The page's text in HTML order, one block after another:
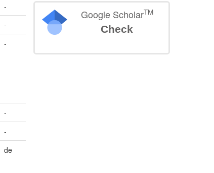
-
-
-
-
-
de
Google ScholarTM
Check